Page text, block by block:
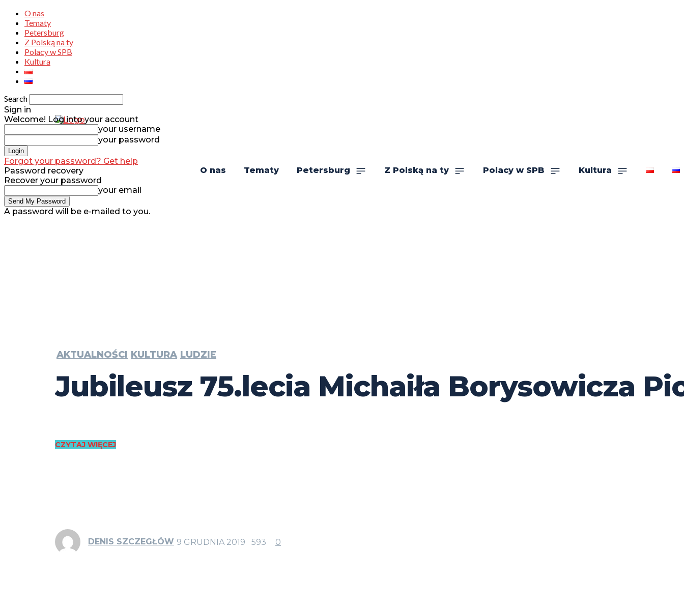
O nas
Tematy
Petersburg
Z Polską na ty
Polacy w SPB
Kultura
Search
O nas Tematy Petersburg Z Polską na ty Polacy w SPB Kultura
Sign in
Welcome! Log into your account
your username
your password
Forgot your password? Get help
Password recovery
Recover your password
your email
A password will be e-mailed to you.
AKTUALNOŚCI KULTURA LUDZIE
Jubileusz 75.lecia Michaiła Borysowicza
CZYTAJ WIĘCEJ
DENIS SZCZEGŁÓW 9 GRUDNIA 2019 593 0